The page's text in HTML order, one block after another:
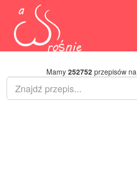
Mamy 252752przepisów na